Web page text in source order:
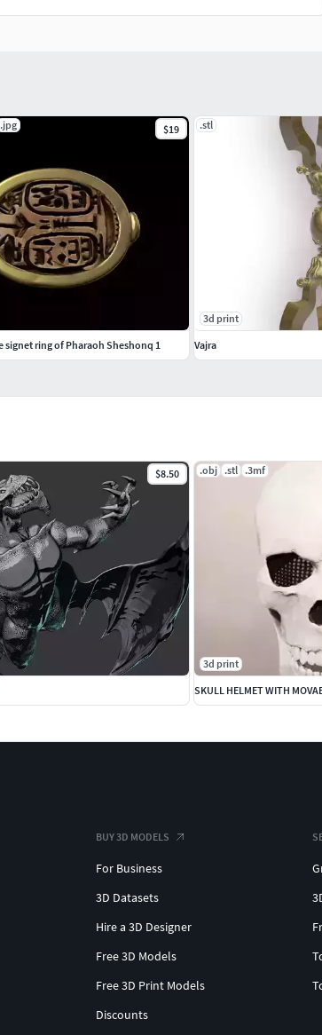
$8.50 .obj .stl .3mf
3d print
SKULL HELMET WITH
.jpg $19
ring of Pharaoh Sheshonq 1
.stl
3d print
Vajra
BUY 3D MODELS
For Business
3D Datasets
Hire a 3D Designer
Free 3D Models
Free 3D Print Models
Discounts